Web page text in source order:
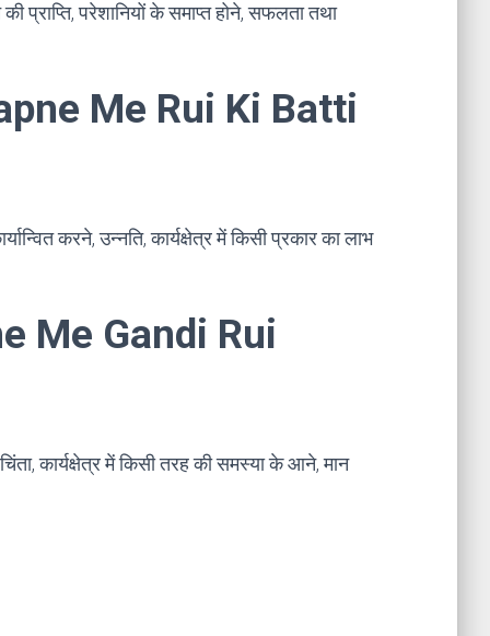
प्राप्ति, परेशानियों के समाप्त होने, सफलता तथा
Me Rui Ki Batti
करने, उन्नति, कार्यक्षेत्र में किसी प्रकार का लाभ
Me Gandi Rui
कार्यक्षेत्र में किसी तरह की समस्या के आने, मान